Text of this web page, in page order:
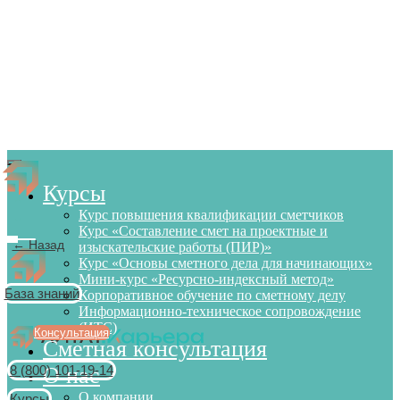
← Назад
База знаний
Консультация
8 (800) 101-19-14
Курсы
Курс повышения квалификации сметчиков
Курс «Составление смет на проектные и
изыскательские работы (ПИР)»
Курс «Основы сметного дела для начинающих»
Мини-курс «Ресурсно-индексный метод»
Корпоративное обучение по сметному делу
Информационно-техническое сопровождение
(ИТС)
Сметная консультация
О нас
О компании